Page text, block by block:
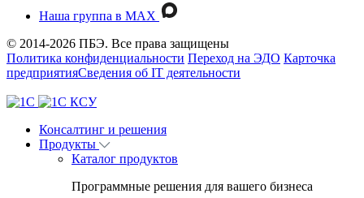
Наша группа в MAX
© 2014-2026 ПБЭ. Все права защищены
Политика конфиденциальности Переход на ЭДО Карточка
предприятияСведения об IT деятельности
Консалтинг и решения
Продукты
Каталог продуктов
Программные решения для вашего бизнеса